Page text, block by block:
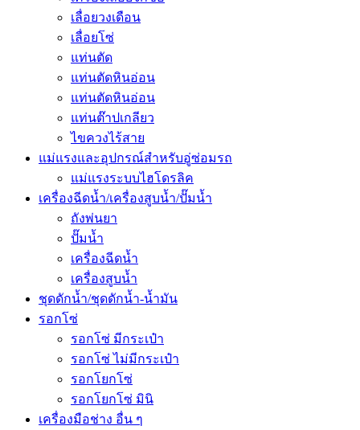
เลื่อยวงเดือน
เลื่อยโซ่
แท่นตัด
แท่นตัดหินอ่อน
แท่นตัดหินอ่อน
แท่นต๊าปเกลียว
ไขควงไร้สาย
แม่แรงและอุปกรณ์สำหรับอู่ซ่อมรถ
แม่แรงระบบไฮโดรลิค
เครื่องฉีดน้ำ/เครื่องสูบน้ำ/ปั๊มน้ำ
ถังพ่นยา
ปั๊มน้ำ
เครื่องฉีดน้ำ
เครื่องสูบน้ำ
ชุดดักน้ำ/ชุดดักน้ำ-น้ำมัน
รอกโซ่
รอกโซ่ มีกระเป๋า
รอกโซ่ ไม่มีกระเป๋า
รอกโยกโซ่
รอกโยกโซ่ มินิ
เครื่องมือช่าง อื่น ๆ